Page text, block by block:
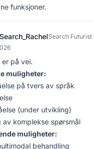
funksjoner.
Search Futurist·
på vei.
muligheter:
på tvers av språk
(under utvikling)
av komplekse spørsmål
muligheter:
behandling